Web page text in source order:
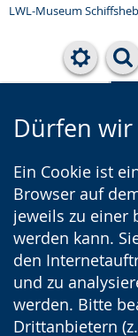
LWL-Museum
Dürfen wir
Ein Cookie ist
Browser auf
jeweils zu einer
werden kann.
den
und zu
werden. Bitte
Drittanbietern